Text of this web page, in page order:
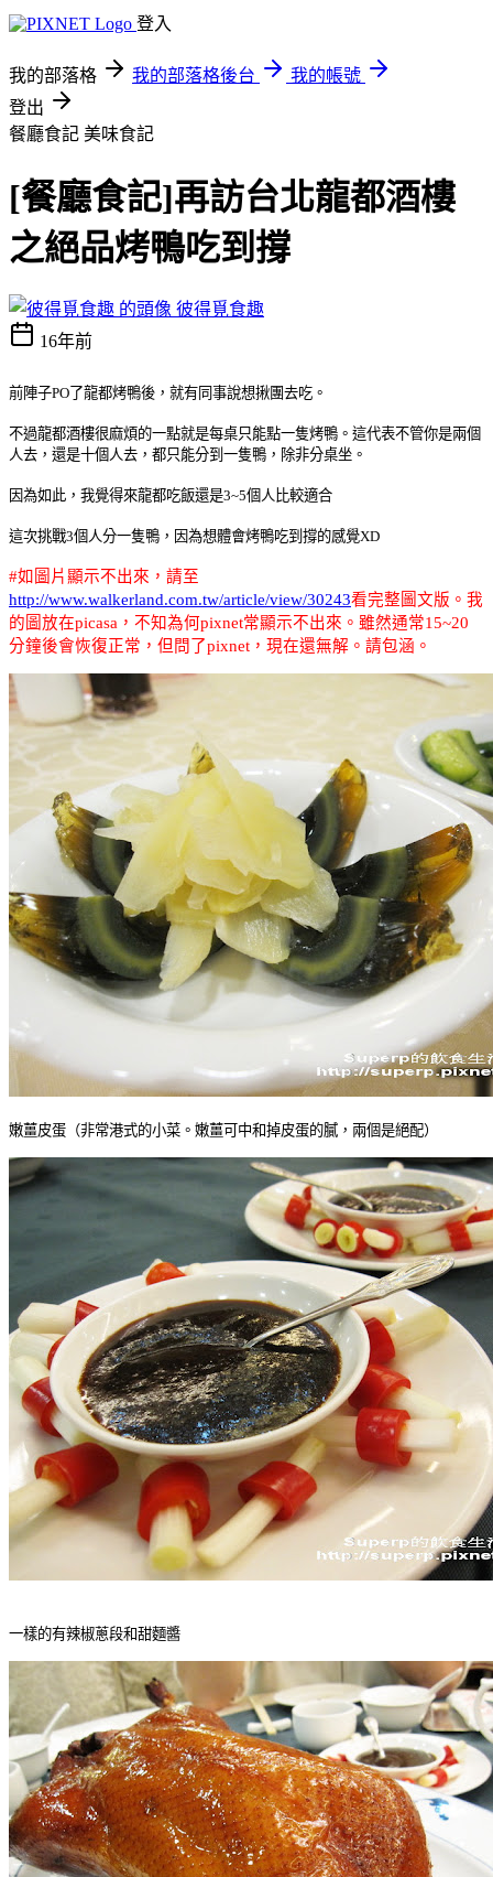
登入
我的部落格 我的部落格後台
我的帳號
登出
餐廳食記 美味食記
[餐廳食記]再訪台北龍都酒樓
之絕品烤鴨吃到撐
彼得覓食趣
16年前
前陣子PO了龍都烤鴨後，就有同事說想揪團去吃。
不過龍都酒樓很麻煩的一點就是每桌只能點一隻烤鴨。這代表不管你是兩個
人去，還是十個人去，都只能分到一隻鴨，除非分桌坐。
因為如此，我覺得來龍都吃飯還是3~5個人比較適合
這次挑戰3個人分一隻鴨，因為想體會烤鴨吃到撐的感覺XD
#如圖片顯示不出來，請至
http://www.walkerland.com.tw/article/view/30243看完整圖文版 。我
的圖放在picasa ，不知為何pixnet常顯示不出來。雖然通常15~20
分鐘後會恢復正常，但問了pixnet ，現在還無解。請包涵。
嫩薑皮蛋（非常港式的小菜。嫩薑可中和掉皮蛋的膩，兩個是絕配）
一樣的有辣椒蔥段和甜麵醬